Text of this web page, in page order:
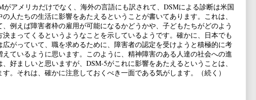
がアメリカだけでなく、海外の言語にも訳されて、DSMによる診断は米国
人たちの生活に影響をあたえるということが書いてあります。これは、
、例えば障害者枠の雇用が可能になるかどうかや、子どもたちがどのよう
決まってくるというようなことを示しているようです。確かに、日本でも
広がっていて、職を求めるために、障害者の認定を受けようと積極的に考
えているように思います。このように、精神障害のある人達の社会への進
好ましいと思いますが、DSM-5がこれに影響をあたえるということは、
。それは、確かに注意しておくべき一面である気がします。（続く）